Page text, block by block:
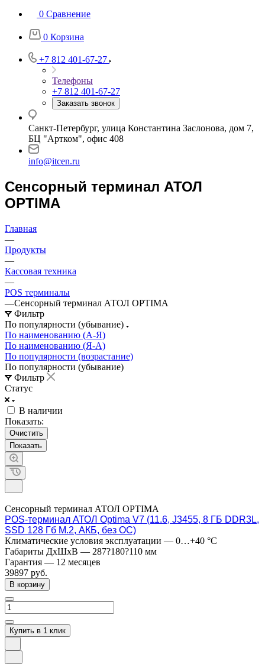
0 Сравнение
0 Корзина
+7 812 401-67-27
Телефоны
+7 812 401-67-27
Заказать звонок
Санкт-Петербург, улица Константина Заслонова, дом 7,
БЦ "Артком", офис 408
info@itcen.ru
Сенсорный терминал АТОЛ
OPTIMA
Главная
—
Продукты
—
Кассовая техника
—
POS терминалы
—Сенсорный терминал АТОЛ OPTIMA
Фильтр
По популярности (убывание)
По наименованию (А-Я)
По наименованию (Я-А)
По популярности (возрастание)
По популярности (убывание)
Фильтр
Статус
В наличии
Показать:
Очистить
Сенсорный терминал АТОЛ OPTIMA
POS-терминал АТОЛ Optima V7 (11.6, J3455, 8 ГБ DDR3L,
SSD 128 Гб M.2, АКБ, без ОС)
Климатические условия эксплуатации — 0…+40 °C
Габариты ДхШхВ — 287?180?110 мм
Гарантия — 12 месяцев
39897 руб.
В корзину
Купить в 1 клик